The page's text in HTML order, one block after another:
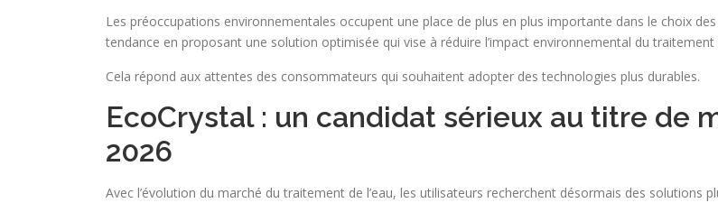
Les préoccupations environnementales occupent une place de plus en plus importante dans le choix
tendance en proposant une solution optimisée qui vise à réduire l’impact environnemental du traitement
Cela répond aux attentes des consommateurs qui souhaitent adopter des technologies plus durables.
EcoCrystal : un candidat sérieux au titre de
2026
Avec l’évolution du marché du traitement de l’eau, les utilisateurs recherchent désormais des solutions